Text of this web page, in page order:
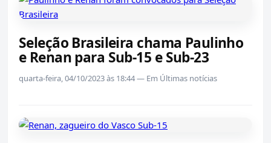
Seleção Brasileira chama Paulinho
e Renan para Sub-15 e Sub-23
quarta-feira, 04/10/2023 às 18:44 — Em Últimas notícias